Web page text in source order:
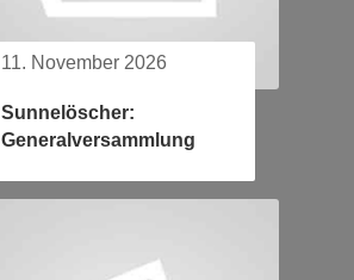
11. November 2026
Sunnelöscher:
Generalversammlung